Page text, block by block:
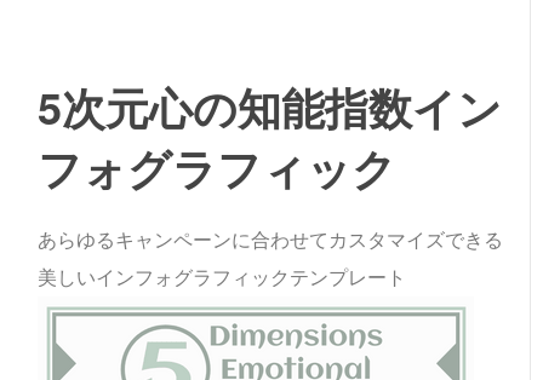
5次元心の知能指数イン
フォグラフィック
あらゆるキャンペーンに合わせてカスタマイズできる
美しいインフォグラフィックテンプレート